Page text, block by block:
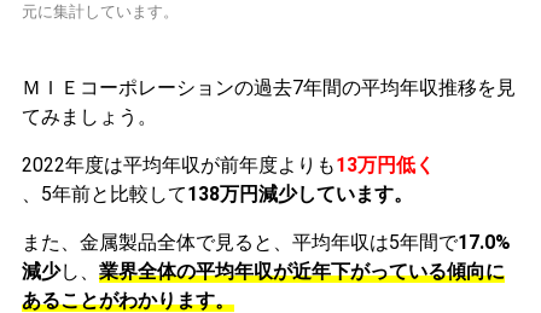
元に集計しています。
ＭＩＥコーポレーションの過去7年間の平均年収推移を見
てみましょう。
2022年度は平均年収が前年度よりも13万円低く
、5年前と比較して138万円減少しています。
また、金属製品全体で見ると、平均年収は5年間で17.0%
減少し、 業界全体の平均年収が近年下がっている傾向に
あることがわかります。